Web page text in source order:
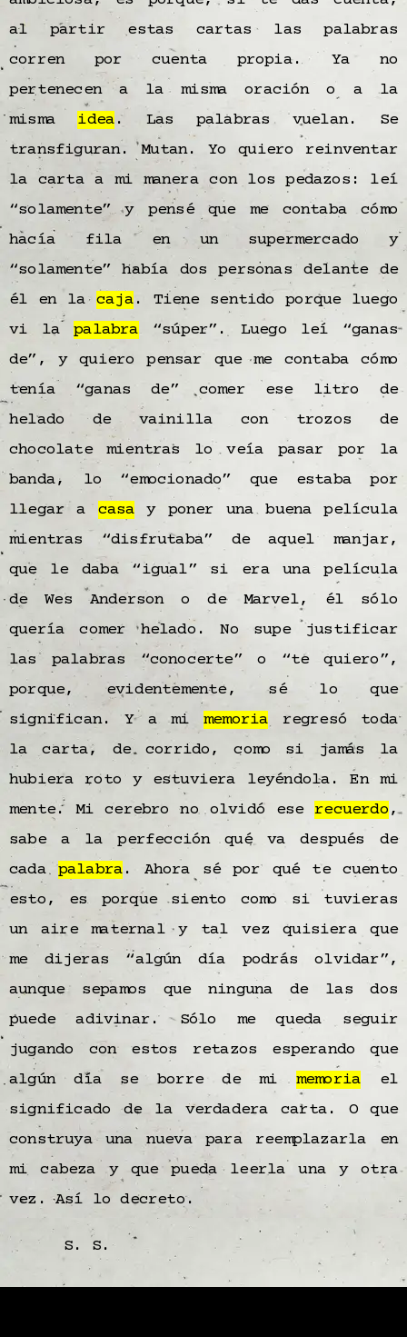
al partir estas cartas las palabras
corren por cuenta propia. Ya no
pertenecen a la misma oración o a la
misma idea . Las palabras vuelan. Se
transfiguran. Mutan. Yo quiero reinventar
la carta a mi manera con los pedazos: leí
“solamente” y pensé que me contaba cómo
hacía fila en un supermercado y
“solamente” había dos personas delante de
él en la caja. Tiene sentido porque luego
vi lapalabra“súper”. Luego leí “ganas
de”, y quiero pensar que me contaba cómo
tenía “ganas de” comer ese litro de
helado de vainilla con trozos de
chocolate mientras lo veía pasar por la
banda, lo “emocionado” que estaba por
llegar a casa y poner una buena película
mientras “disfrutaba” de aquel manjar,
que le daba “igual” si era una película
de Wes Anderson o de Marvel, él sólo
quería comer helado. No supe justificar
las palabras “conocerte” o “te quiero”,
porque, evidentemente, sé lo que
significan. Y a mi memoria regresó toda
la carta, de corrido, como si jamás la
hubiera roto y estuviera leyéndola. En mi
mente. Mi cerebro no olvidó eserecuerdo ,
sabe a la perfección qué va después de
cadapalabra . Ahora sé por qué te cuento
esto, es porque siento como si tuvieras
un aire maternal y tal vez quisiera que
me dijeras “algún día podrás olvidar”,
aunque sepamos que ninguna de las dos
puede adivinar. Sólo me queda seguir
jugando con estos retazos esperando que
algún día se borre de mi memoria el
significado de la verdadera carta. O que
construya una nueva para reemplazarla en
mi cabeza y que pueda leerla una y otra
vez. Así lo decreto.
S. S.